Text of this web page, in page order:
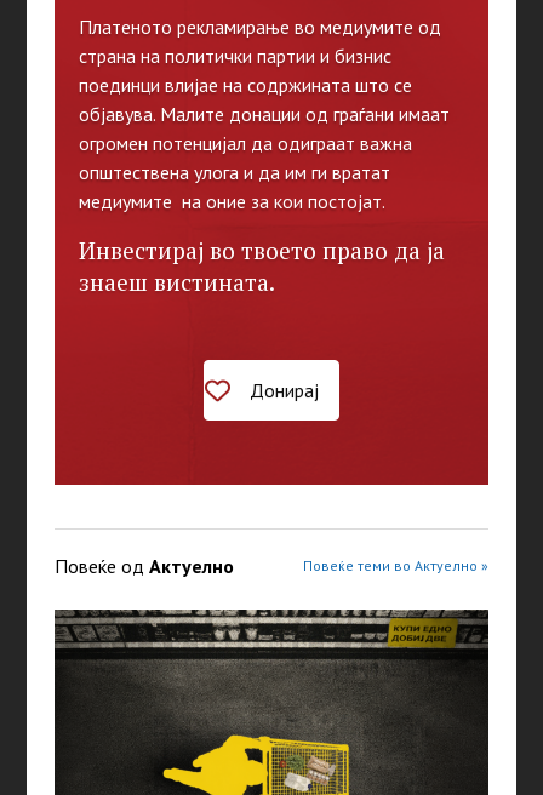
Платеното рекламирање во медиумите од
страна на политички партии и бизнис
поединци влијае на содржината што се
објавува. Малите донации од граѓани имаат
огромен потенцијал да одиграат важна
општествена улога и да им ги вратат
медиумите на оние за кои постојат.
Инвестирај во твоето право да ја
знаеш вистината.
Донирај
Повеќе од Актуелно Повеќе теми во Актуелно »